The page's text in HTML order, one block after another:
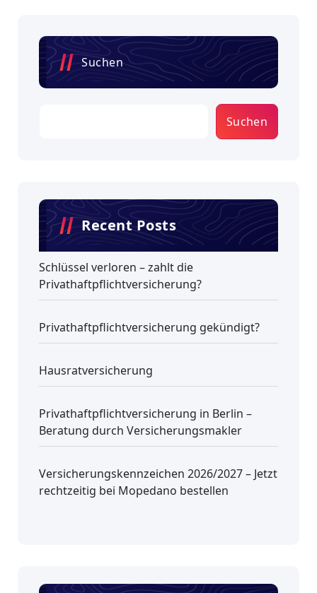
Suchen
Suchen
Recent Posts
Schlüssel verloren – zahlt die
Privathaftpflichtversicherung?
Privathaftpflichtversicherung gekündigt?
Hausratversicherung
Privathaftpflichtversicherung in Berlin –
Beratung durch Versicherungsmakler
Versicherungskennzeichen 2026/2027 – Jetzt
rechtzeitig bei Mopedano bestellen